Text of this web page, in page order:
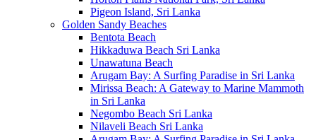
Pigeon Island, Sri Lanka
Golden Sandy Beaches
Bentota Beach
Hikkaduwa Beach Sri Lanka
Unawatuna Beach
Arugam Bay: A Surfing Paradise in Sri Lanka
Mirissa Beach: A Gateway to Marine Mammoth
in Sri Lanka
Negombo Beach Sri Lanka
Nilaveli Beach Sri Lanka